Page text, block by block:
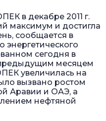
в декабре 2011 г.
максимум и достигла
сообщается в
сегодня в
месяцем
увеличилась на
вызвано ростом
Аравии и ОАЭ, а
нефтяной